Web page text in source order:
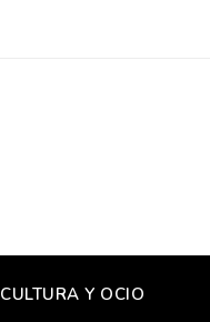
CULTURA Y OCIO